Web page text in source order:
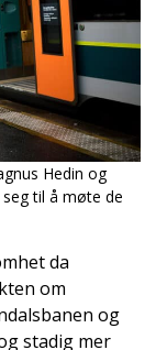
Hedin og
til å møte de
da
om
og
stadig mer